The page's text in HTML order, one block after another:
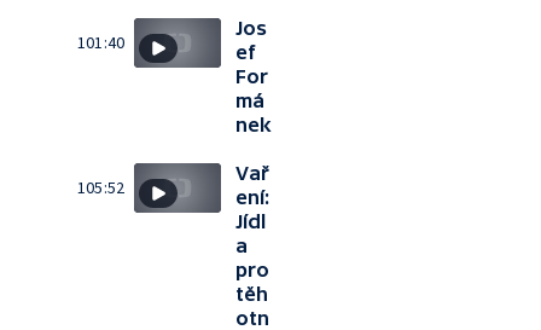
101:40
Jos
ef
For
má
nek
105:52
Vař
ení:
Jídl
a
pro
těh
otn